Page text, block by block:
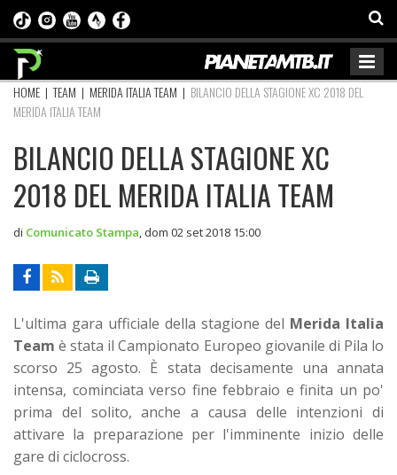
HOME |TEAM | MERIDA ITALIA TEAM | BILANCIO DELLA STAGIONE XC 2018 DEL
MERIDA ITALIA TEAM
BILANCIO DELLA STAGIONE XC
2018 DEL MERIDA ITALIA TEAM
di Comunicato Stampa dom 02 set 2018 15:00
L'ultima gara ufficiale della stagione del Merida Italia
Teamè stata il Campionato Europeo giovanile di Pila lo
scorso 25 agosto. È stata decisamente una annata
intensa, cominciata verso fine febbraio e finita un po'
prima del solito, anche a causa delle intenzioni di
attivare la preparazione per l'imminente inizio delle
gare di ciclocross.